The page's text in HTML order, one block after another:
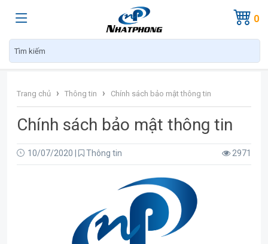
0
Trang chủ › Thông tin › Chính sách bảo mật thông tin
Chính sách bảo mật thông tin
10/07/2020 Thông tin 2971